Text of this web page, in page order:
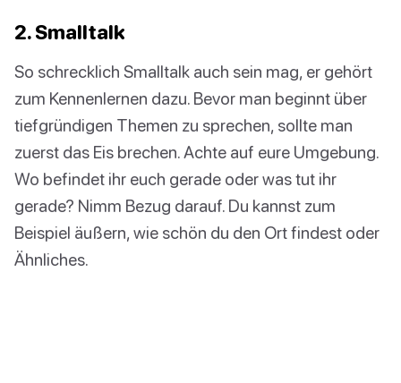
2. Smalltalk
So schrecklich Smalltalk auch sein mag, er gehört
zum Kennenlernen dazu. Bevor man beginnt über
tiefgründigen Themen zu sprechen, sollte man
zuerst das Eis brechen. Achte auf eure Umgebung.
Wo befindet ihr euch gerade oder was tut ihr
gerade? Nimm Bezug darauf. Du kannst zum
Beispiel äußern, wie schön du den Ort findest oder
Ähnliches.